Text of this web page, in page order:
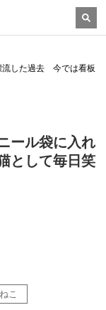
流した過去 今では看板
ール袋に入れ
として毎日笑
こ